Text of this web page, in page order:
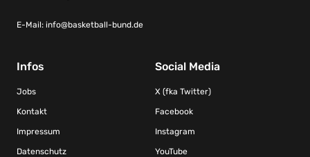
E-Mail: info@basketball-bund.de
Infos
Jobs
Kontakt
Impressum
Datenschutz
Social Media
X (fka Twitter)
Facebook
Instagram
YouTube